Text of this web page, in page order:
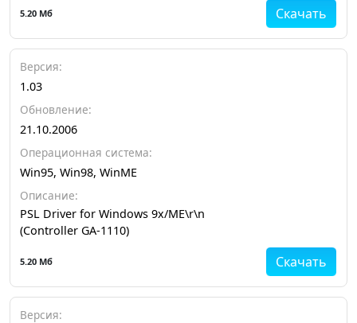
Скачать
5.20 Мб
Версия:
1.03
Обновление:
21.10.2006
Операционная система:
Win95, Win98, WinME
Описание:
PSL Driver for Windows 9x/ME\r\n
(Controller GA-1110)
Скачать
5.20 Мб
Версия: